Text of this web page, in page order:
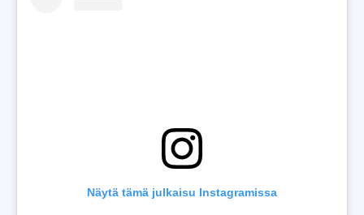
Näytä tämä julkaisu Instagramissa